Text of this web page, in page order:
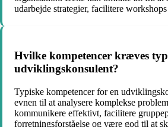
udarbejde strategier, facilitere
Hvilke kompetencer kræves
udviklingskonsulent?
Typiske kompetencer for en
evnen til at analysere komplekse
kommunikere effektivt, facilitere
forretningsforståelse og være god til at